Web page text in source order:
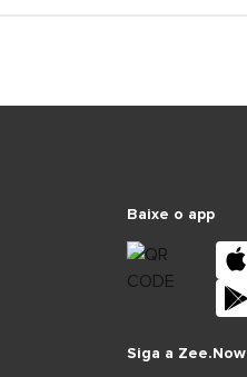
Baixe o app
Siga a Zee.Now